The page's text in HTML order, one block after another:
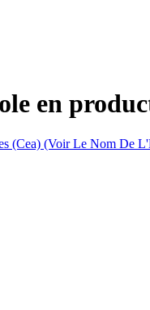
en
(Cea) (Voir Le Nom De